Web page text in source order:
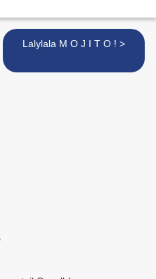
Lalylala M O J I T O ! >